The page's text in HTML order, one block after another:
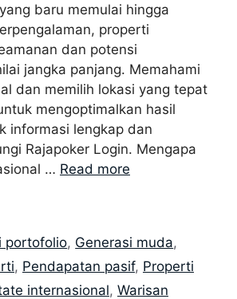
baru memulai hingga
properti
dan potensi
jangka panjang. Memahami
dan memilih lokasi yang tepat
mengoptimalkan hasil
informasi lengkap dan
Rajapoker Login. Mengapa
… Read more
portofolio, Generasi muda,
, Pendapatan pasif, Properti
internasional, Warisan